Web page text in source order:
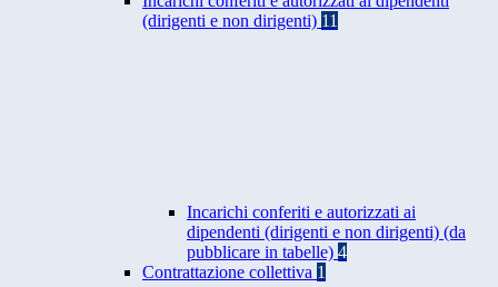
(dirigenti e non dirigenti) 11
Incarichi conferiti e autorizzati ai
dipendenti (dirigenti e non dirigenti) (da
pubblicare in tabelle) 4
Contrattazione collettiva 1